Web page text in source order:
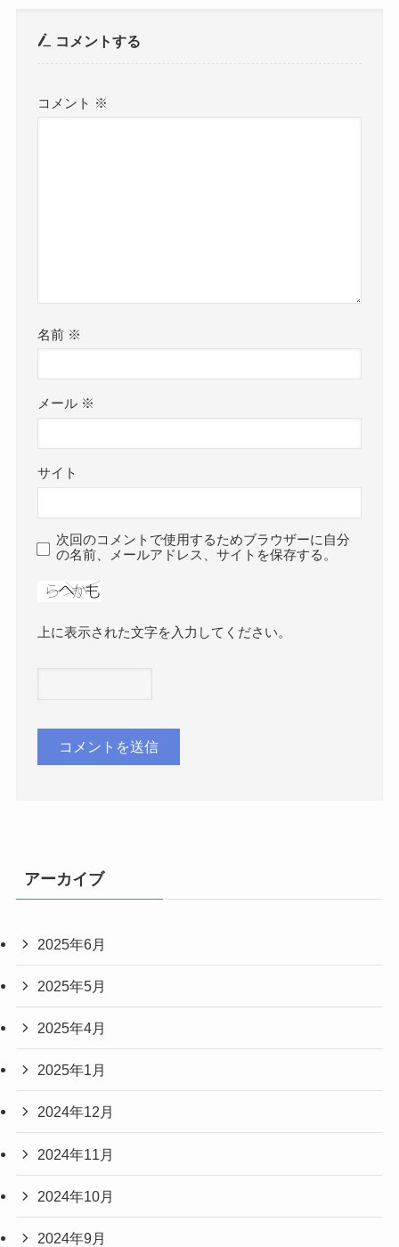
コメントする
コメント ※
名前 ※
メール ※
サイト
次回のコメントで使用するためブラウザーに自分
の名前、メールアドレス、サイトを保存する。
上に表示された文字を入力してください。
アーカイブ
2025年6月
2025年5月
2025年4月
2025年1月
2024年12月
2024年11月
2024年10月
2024年9月